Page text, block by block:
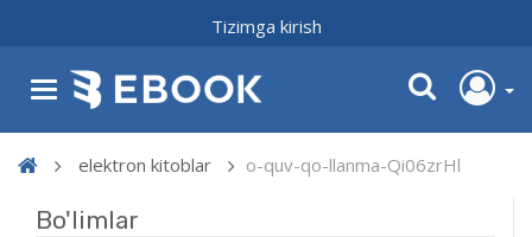
Tizimga kirish
elektron kitoblar o-quv-qo-llanma-Qi06zrHl
Bo'limlar